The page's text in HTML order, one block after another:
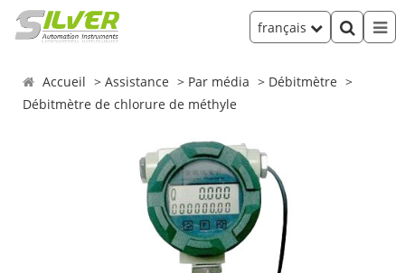
français
Accueil Assistance Par média
Débitmètre
Débitmètre de chlorure de méthyle